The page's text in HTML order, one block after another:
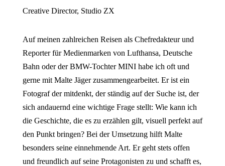
Creative Director, Studio ZX
Auf meinen zahlreichen Reisen als Chefredakteur und
Reporter für Medienmarken von Lufthansa, Deutsche
Bahn oder der BMW-Tochter MINI habe ich oft und
gerne mit Malte Jäger zusammengearbeitet. Er ist ein
Fotograf der mitdenkt, der ständig auf der Suche ist, der
sich andauernd eine wichtige Frage stellt: Wie kann ich
die Geschichte, die es zu erzählen gilt, visuell perfekt auf
den Punkt bringen? Bei der Umsetzung hilft Malte
besonders seine einnehmende Art. Er geht stets offen
und freundlich auf seine Protagonisten zu und schafft es,